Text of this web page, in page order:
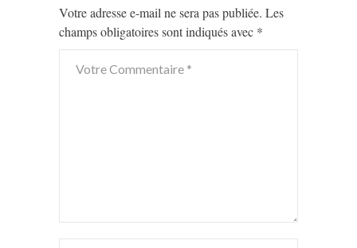
Votre adresse e-mail ne sera pas publiée. Les
champs obligatoires sont indiqués avec *